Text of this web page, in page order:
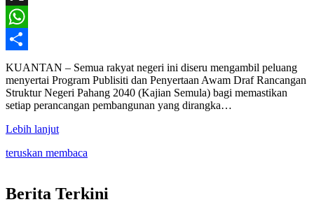
X
WhatsApp
Share
KUANTAN – Semua rakyat negeri ini diseru mengambil peluang
menyertai Program Publisiti dan Penyertaan Awam Draf Rancangan
Struktur Negeri Pahang 2040 (Kajian Semula) bagi memastikan
setiap perancangan pembangunan yang dirangka…
Lebih lanjut
teruskan membaca
Berita Terkini